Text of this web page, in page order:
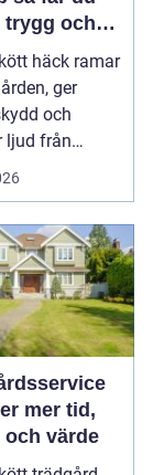
trygg och
året
häck ramar
ger
och
ljud från
kan
mer tid,
värde